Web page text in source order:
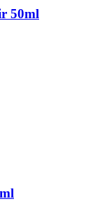
50ml